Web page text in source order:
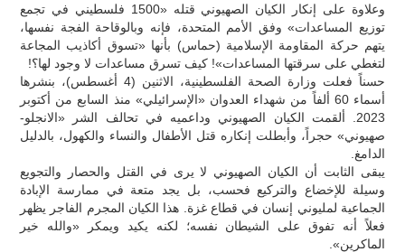
وعلاوة على إنكار الكيان الصهيوني قتله «1500 فلسطيني في تجمع
توزيع المساعدات» وفق الأمم المتحدة، فإنه وبالوقاحة الفجة نفسها،
يتهم حركة المقاومة الإسلامية (حماس) بأنها «تسوق أكاذيب المجاعة
لتغطي على سرقتها المساعدات»! كيف تسرق مساعدات لا وجود لها؟!
حسناً فعلت وزارة الصحة الفلسطينية، الاثنين (4 أغسطس)، بنشرها
أسماء 60 ألفاً من شهداء العدوان «الإسرائيلي» منذ السابع من أكتوبر
2023. ألقمت الكيان الصهيوني وداعميه في تحالف الشر «الانجلو-
صهيوني» حجراً، وأبطلت إنكاره قتل الأطفال والنساء والكهول، بالدليل
الدامغ.
يبقى الثابت أن الكيان الصهيوني لا يرى في القتل والحصار والتجويع
وسيلة للإخضاع والتركيع فحسب، بل يجد متعة في ممارسة الإبادة
الجماعية لمليوني إنسان في قطاع غزة. هذا الكيان المجرم الفاجر يظهر
فعلاً أنه تفوق على الشيطان نفسه؛ لكنه يكيد ويمكر «والله خير
الماكرين».